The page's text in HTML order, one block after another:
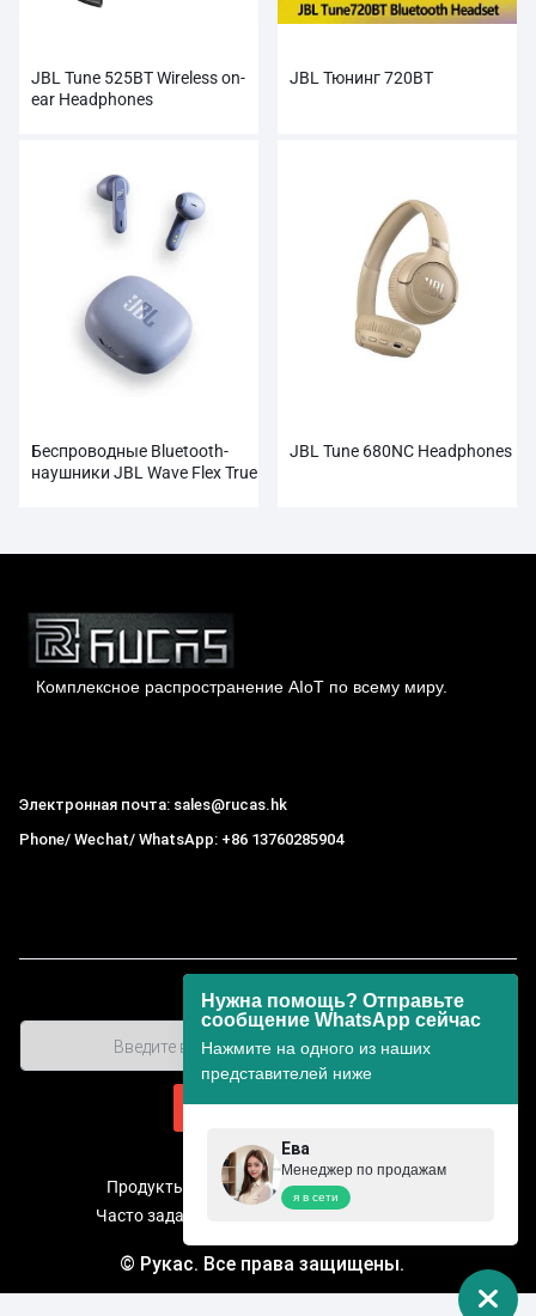
JBL Tune 525BT Wireless on-
ear Headphones
JBL Тюнинг 720BT
Беспроводные Bluetooth-
наушники JBL Wave Flex True
JBL Tune 680NC Headphones
Комплексное распространение AIoT по всему миру.
Электронная почта: sales@rucas.hk
Phone/ Wechat/ WhatsApp: +86 13760285904
Продукты О нас Контакт
Часто задаваемые вопросы
Центр помощи
© Рукас. Все права защищены.
Нужна помощь? Отправьте
сообщение WhatsApp сейчас
Нажмите на одного из наших
представителей ниже
Ева
Менеджер по продажам
я в сети